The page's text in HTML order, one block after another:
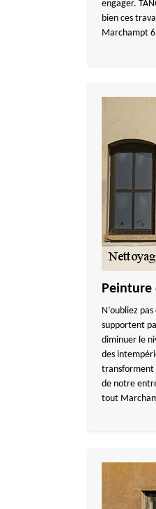
engager.
bien ces
Marchampt
Peinture
N’oubliez
supportent
diminuer le
des
transforment
de notre
tout